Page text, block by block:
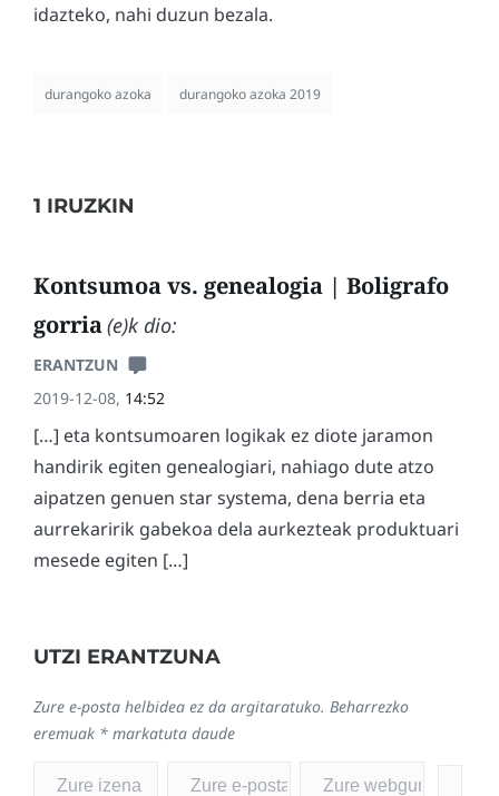
idazteko, nahi duzun bezala.
durangoko azoka durangoko azoka 2019
1 IRUZKIN
Kontsumoa vs. genealogia | Boligrafo
gorria(e)k dio:
ERANTZUN
2019-12-08, 14:52
[…] eta kontsumoaren logikak ez diote jaramon
handirik egiten genealogiari, nahiago dute atzo
aipatzen genuen star systema, dena berria eta
aurrekaririk gabekoa dela aurkezteak produktuari
mesede egiten […]
UTZI ERANTZUNA
Zure e-posta helbidea ez da argitaratuko. Beharrezko
eremuak * markatuta daude